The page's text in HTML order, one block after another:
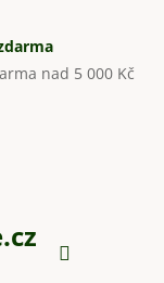
nad 5 000 Kč